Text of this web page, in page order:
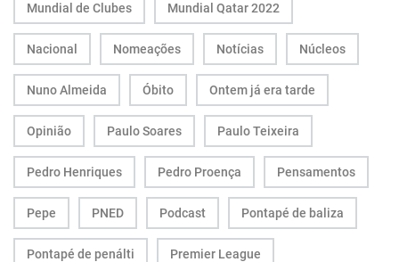
Mundial de Clubes Mundial Qatar 2022
Nacional Nomeações Notícias Núcleos
Nuno Almeida Óbito Ontem já era tarde
Opinião Paulo Soares Paulo Teixeira
Pedro Henriques Pedro Proença Pensamentos
Pepe PNED Podcast Pontapé de baliza
Pontapé de penálti Premier League